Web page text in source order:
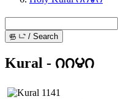
தேடு / Search
Kural - ౧౧౪౧